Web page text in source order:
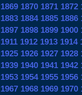
1869 1870 1871 1872
1883 1884 1885 1886
1897 1898 1899 1900
1911 1912 1913 1914
1925 1926 1927 1928
1939 1940 1941 1942
1953 1954 1955 1956
1967 1968 1969 1970